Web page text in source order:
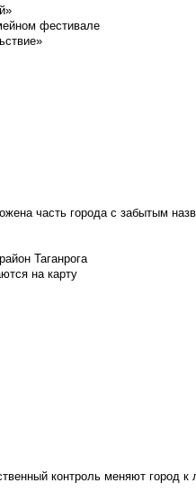
фестивале
часть города с забытым
Таганрога
на карту
контроль меняют город